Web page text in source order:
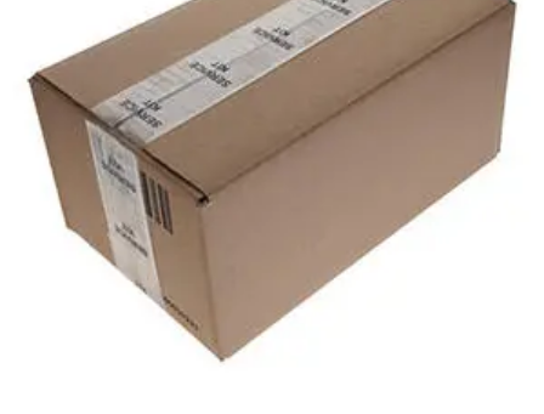
Consommables
Back
Consommables
Kits de maintenance
Kits de maintenance
Kits de
Kits de filtres à air et à huile
Kits d'entretien
Kits de dessicant
Kits de refroidissement
Kits pour sécheur
Filtres à air